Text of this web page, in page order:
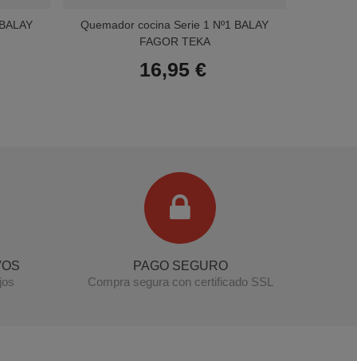
Quemador cocina Serie 1 Nº1 BALAY
FAGOR TEKA
16,95 €
PAGO SEGURO
Compra segura con certificado SSL
Terminal de consulta ○ Motor activo -
quemadores, aros y tapetas cocina BALAY